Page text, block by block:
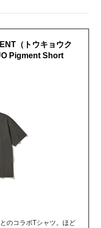
（トウキョウク
Pigment Short
のコラボTシャツ。ほど